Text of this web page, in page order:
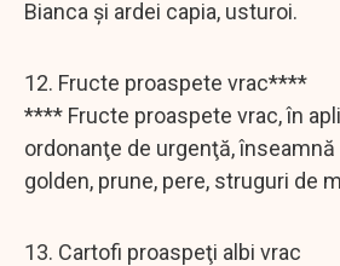
Bianca şi ardei capia, usturoi.
12. Fructe proaspete vrac****
**** Fructe proaspete vrac, în
ordonanţe de urgenţă,
golden, prune, pere, struguri de
13. Cartofi proaspeţi albi vrac